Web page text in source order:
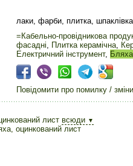
лаки, фарби, плитка,
=Кабельно-провідникова
фасадні, Плитка керамічна,
Електричний інструмент, Бляха
Повідомити про помилку / зміни
лист всюди ▼
оцинкований лист